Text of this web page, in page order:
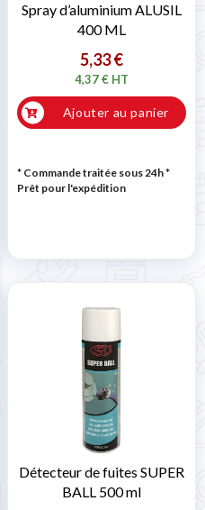
Spray d’aluminium ALUSIL
400 ML
5,33 €
4,37 € HT
Ajouter au panier
* Commande traitée sous 24h*
Prêt pour l'expédition
Détecteur de fuites SUPER
BALL 500 ml